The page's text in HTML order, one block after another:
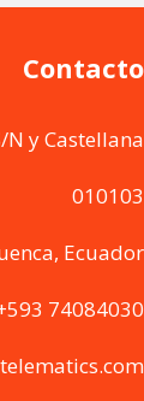
Contacto
N y Castellana
010103
Ecuador
74084030